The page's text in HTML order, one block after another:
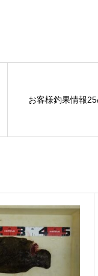
お客様釣果情報